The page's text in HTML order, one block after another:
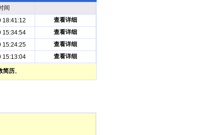
间
18:41:12
查看详细
15:34:54
查看详细
15:24:25
查看详细
15:13:04 查看详细
简历。